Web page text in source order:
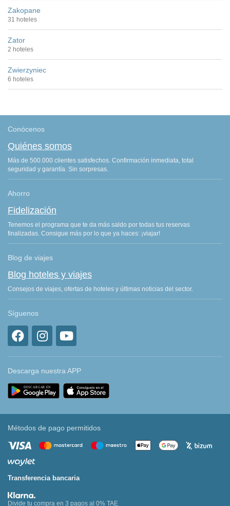
Zakopane
31 hoteles
Zator
2 hoteles
Zwierzyniec
6 hoteles
Conócenos
Quiénes somos
Más de 500.000 clientes satisfechos. Confirmación inmediata, total
seguridad y garantía. Sin sorpresas.
Ahorro
Fidelización
Tenemos el programa que te da más saldo por todas tus reservas
finalizadas. Consigue más por lo que ya haces: ¡viajar!
Blog de viajes
Blog hoteles y viajes
Consejos de viajes, ofertas de hoteles y últimas noticias del sector.
Síguenos
Descarga nuestra APP
Métodos de pago permitidos
Transferencia bancaria
Divide tu compra en 3 pagos al 0% TAE